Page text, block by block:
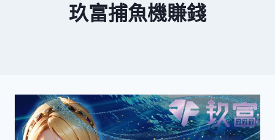
玖富捕魚機賺錢